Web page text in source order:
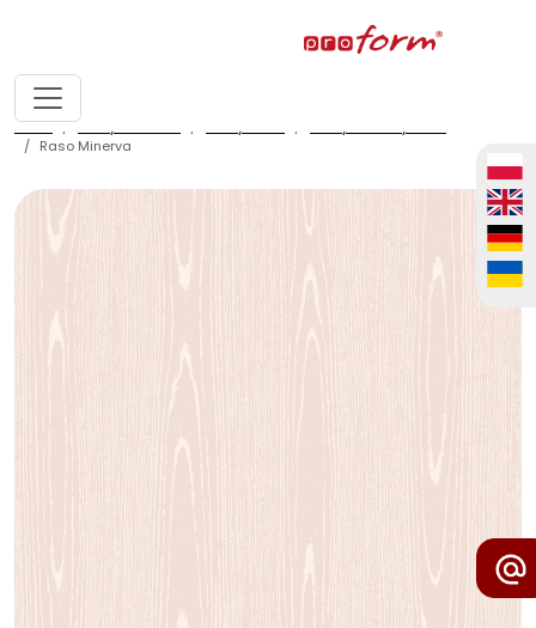
home fronty meblowe
Raso Minerva